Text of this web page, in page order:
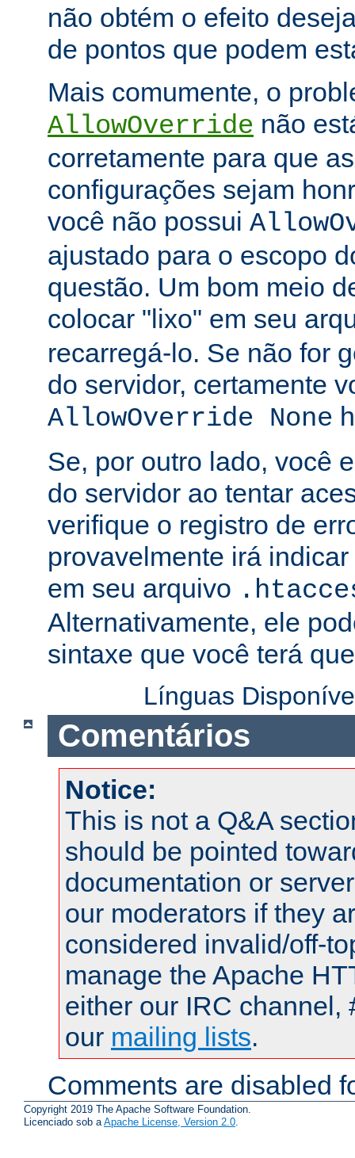
não obtém o efeito
de pontos que podem
Mais comumente, o
AllowOverride não
corretamente para que
configurações sejam
você não possui
ajustado para o escopo
questão. Um bom meio
colocar "lixo" em seu
recarregá-lo. Se não for
do servidor, certamente
AllowOverride None
Se, por outro lado, você
do servidor ao tentar
verifique o registro de
provavelmente irá
em seu arquivo
Alternativamente, ele
sintaxe que você terá
Línguas
Comentários
Notice:
This is not a Q&A
should be pointed
documentation or
our moderators if they
considered invalid/off-
manage the Apache
either our IRC channel,
our mailing lists.
Comments are disabled
Copyright 2019 The Apache Software Foundation.
Licenciado sob aApache License, Version 2.0.